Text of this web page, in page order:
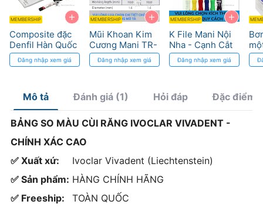
+
MEMBERSHIP
Composite đặc
Denfil Hàn Quốc
- Trám Răng
Hàm
Đăng nhập xem giá
+
MEMBERSHIP
Mũi Khoan Kim
Cương Mani TR-
Độ Bền Cao, Cắt
Chính Xác
Đăng nhập xem giá
+
MEMBERSHIP
K File Mani Nội
Nha - Cạnh Cắt
Sắc, Chuẩn ISO
Đăng nhập xem giá
Mô tả Đánh giá (1) Hỏi đáp Đặc điểm
BẢNG SO MÀU CÙI RĂNG IVOCLAR VIVADENT -
CHÍNH XÁC CAO
✅ Xuất xứ:
Ivoclar Vivadent (Liechtenstein)
✅ Sản phẩm: HÀNG CHÍNH HÃNG
✅ Freeship:
TOÀN QUỐC